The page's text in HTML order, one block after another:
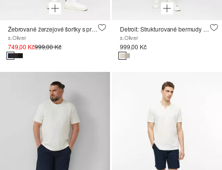
Žebrované žerzejové šortky s průhmatovými kapsami
s.Oliver
749,00 Kč999,00 Kč
Detroit: Strukturované bermudy s volnějším střihem Relaxed Fit
s.Oliver
999,00 Kč